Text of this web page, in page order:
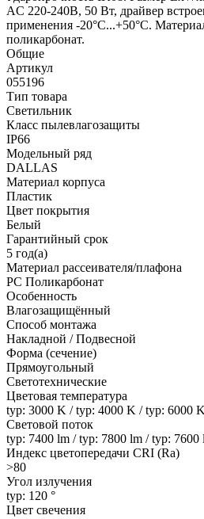
AC 220-240В, 50 Вт, драйвер
применения -20°C...+50°C.
поликарбонат.
Общие
Артикул
055196
Тип товара
Светильник
Класс пылевлагозащиты
IP66
Модельный ряд
DALLAS
Материал корпуса
Пластик
Цвет покрытия
Белый
Гарантийный срок
5 год(а)
Материал рассеивателя/плафона
PC Поликарбонат
Особенность
Влагозащищённый
Способ монтажа
Накладной / Подвесной
Форма (сечение)
Прямоугольный
Светотехнические
Цветовая температура
typ: 3000 K / typ: 4000 K / typ: 6000 K
Световой поток
typ: 7400 lm / typ: 7800 lm / typ: 7600
Индекс цветопередачи CRI (Ra)
>80
Угол излучения
typ: 120 °
Цвет свечения